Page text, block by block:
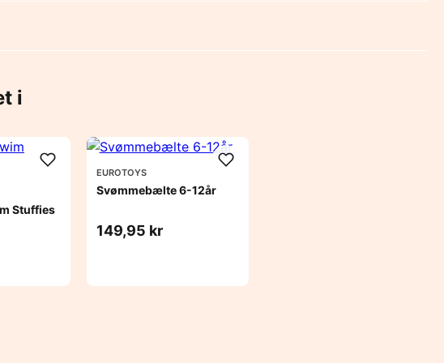
i
Stuffies
EUROTOYS
Svømmebælte 6-12år
149,95 kr